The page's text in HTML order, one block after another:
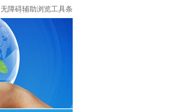
无障碍辅助浏览工具条